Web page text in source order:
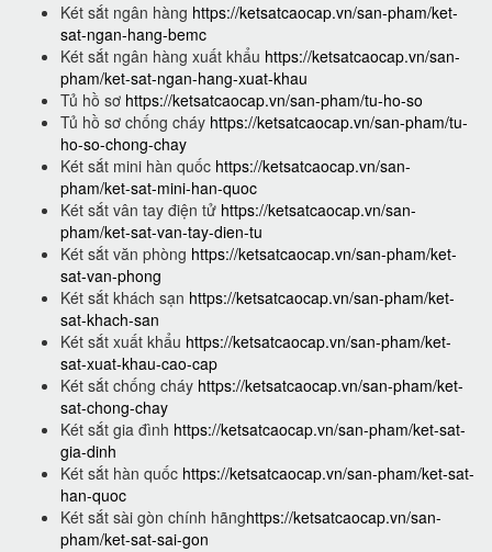
Két sắt ngân hàng https://ketsatcaocap.vn/san-pham/ket-
sat-ngan-hang-bemc
Két sắt ngân hàng xuất khẩu https://ketsatcaocap.vn/san-
pham/ket-sat-ngan-hang-xuat-khau
Tủ hồ sơ https://ketsatcaocap.vn/san-pham/tu-ho-so
Tủ hồ sơ chống cháy https://ketsatcaocap.vn/san-pham/tu-
ho-so-chong-chay
Két sắt mini hàn quốc https://ketsatcaocap.vn/san-
pham/ket-sat-mini-han-quoc
Két sắt vân tay điện tử https://ketsatcaocap.vn/san-
pham/ket-sat-van-tay-dien-tu
Két sắt văn phòng https://ketsatcaocap.vn/san-pham/ket-
sat-van-phong
Két sắt khách sạn https://ketsatcaocap.vn/san-pham/ket-
sat-khach-san
Két sắt xuất khẩu https://ketsatcaocap.vn/san-pham/ket-
sat-xuat-khau-cao-cap
Két sắt chống cháy https://ketsatcaocap.vn/san-pham/ket-
sat-chong-chay
Két sắt gia đình https://ketsatcaocap.vn/san-pham/ket-sat-
gia-dinh
Két sắt hàn quốc https://ketsatcaocap.vn/san-pham/ket-sat-
han-quoc
Két sắt sài gòn chính hãnghttps://ketsatcaocap.vn/san-
pham/ket-sat-sai-gon